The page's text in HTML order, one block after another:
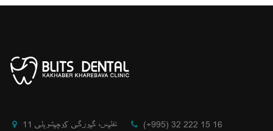
تفلیس، گیورگی کوچیشویلی 11
(+995) 32 222 15 16